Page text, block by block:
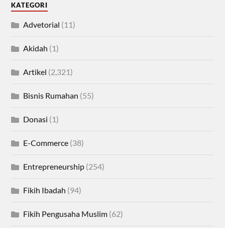
KATEGORI
Advetorial (11)
Akidah (1)
Artikel (2,321)
Bisnis Rumahan (55)
Donasi (1)
E-Commerce (38)
Entrepreneurship (254)
Fikih Ibadah (94)
Fikih Pengusaha Muslim (62)